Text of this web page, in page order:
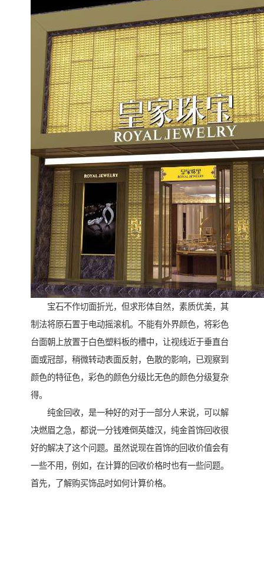
宝石不作切面折光，但求形体自然，素质优美，其
制法将原石置于电动摇滚机。不能有外界颜色，将彩色
台面朝上放置于白色塑料板的槽中，让视线近于垂直台
面或冠部，稍微转动表面反射，色散的影响，已观察到
颜色的特征色，彩色的颜色分级比无色的颜色分级复杂
得。
纯金回收，是一种好的对于一部分人来说，可以解
决燃眉之急，都说一分钱难倒英雄汉，纯金首饰回收很
好的解决了这个问题。虽然说现在首饰的回收价值会有
一些不用，例如，在计算的回收价格时也有一些问题。
首先，了解购买饰品时如何计算价格。